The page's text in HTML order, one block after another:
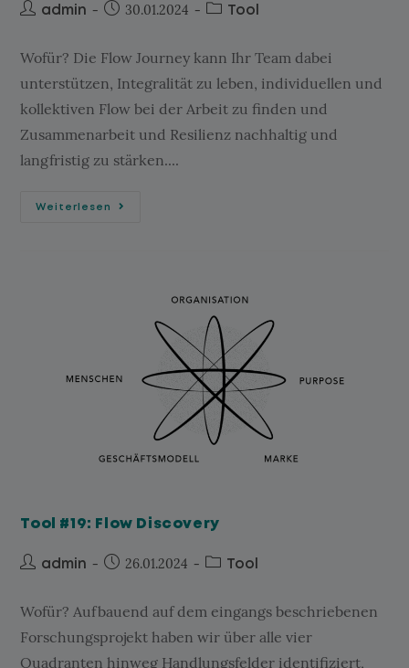
admin 30.01.2024 Tool
Wofür? Die Flow Journey kann Ihr Team dabei
unterstützen, Integralität zu leben, individuellen und
kollektiven Flow bei der Arbeit zu finden und
Zusammenarbeit und Resilienz nachhaltig und
langfristig zu stärken....
Weiterlesen
Tool #19: Flow Discovery
admin 26.01.2024 Tool
Wofür? Aufbauend auf dem eingangs beschriebenen
Forschungsprojekt haben wir über alle vier
Quadranten hinweg Handlungsfelder identifiziert,